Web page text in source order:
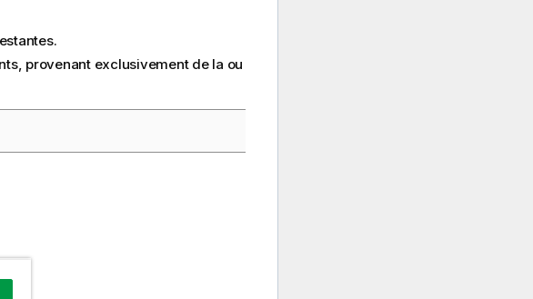
provenant exclusivement de la ou